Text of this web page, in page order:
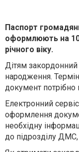
Паспорт
оформлюють на 10
річного віку.
Дітям
народження. Термін
документ
Електронний
оформлення
необхідну
до підрозділу ДМС,